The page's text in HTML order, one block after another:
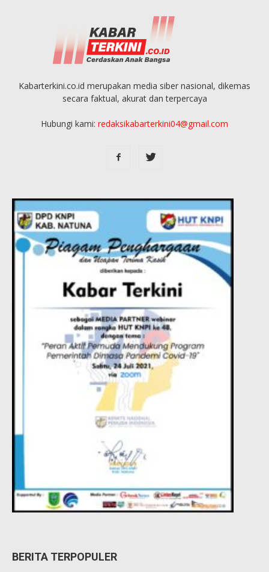
Kabarterkini.co.id merupakan media siber nasional, dikemas
secara faktual, akurat dan terpercaya
Hubungi kami: redaksikabarterkini04@gmail.com
BERITA TERPOPULER